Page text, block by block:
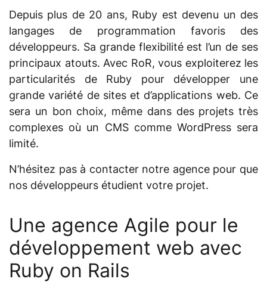
Depuis plus de 20 ans, Ruby est devenu un des
langages de programmation favoris des
développeurs. Sa grande flexibilité est l’un de ses
principaux atouts. Avec RoR, vous exploiterez les
particularités de Ruby pour développer une
grande variété de sites et d’applications web. Ce
sera un bon choix, même dans des projets très
complexes où un CMS comme WordPress sera
limité.
N’hésitez pas à contacter notre agence pour que
nos développeurs étudient votre projet.
Une agence Agile pour le
développement web avec
Ruby on Rails